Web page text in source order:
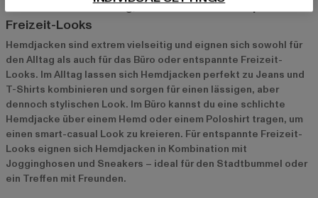
Perfekt für den Alltag, das Büro oder entspannte
Freizeit-Looks
Hemdjacken sind extrem vielseitig und eignen sich sowohl für
den Alltag als auch für das Büro oder entspannte Freizeit-
Looks. Im Alltag lassen sich Hemdjacken perfekt zu Jeans und
T-Shirts kombinieren und sorgen für einen lässigen, aber
dennoch stylischen Look. Im Büro kannst du eine schlichte
Hemdjacke über einem Hemd oder einem Poloshirt tragen, um
einen smart-casual Look zu kreieren. Für entspannte Freizeit-
Looks eignen sich Hemdjacken in Kombination mit
Jogginghosen und Sneakers – ideal für den Stadtbummel oder
ein Treffen mit Freunden.